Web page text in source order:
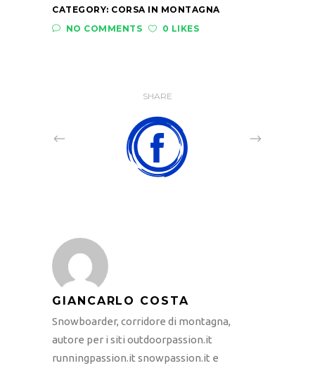
CATEGORY: CORSA IN MONTAGNA
NO COMMENTS
0 LIKES
SHARE
GIANCARLO COSTA
Snowboarder, corridore di montagna,
autore per i siti outdoorpassion.it
runningpassion.it snowpassion.it e